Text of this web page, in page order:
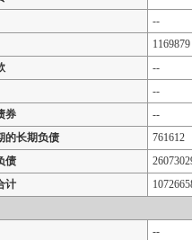
--
1169879
--
--
券
--
的长期负债
761612
债
计
--